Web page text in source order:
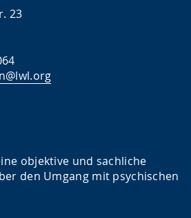
23
objektive und sachliche
den Umgang mit psychischen